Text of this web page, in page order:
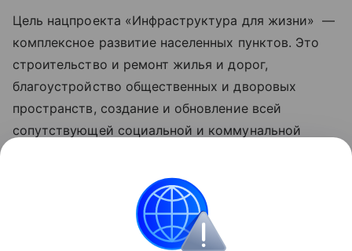
Цель нацпроекта «Инфраструктура для жизни» —
комплексное развитие населенных пунктов. Это
строительство и ремонт жилья и дорог,
благоустройство общественных и дворовых
пространств, создание и обновление всей
сопутствующей социальной и коммунальной
маршрутов общественного транспорта за счет
обновления его подвижного состава. Обновленные
нацпроекты реализуются по решению
Президента РФ Владимира Путина с 2025 года.